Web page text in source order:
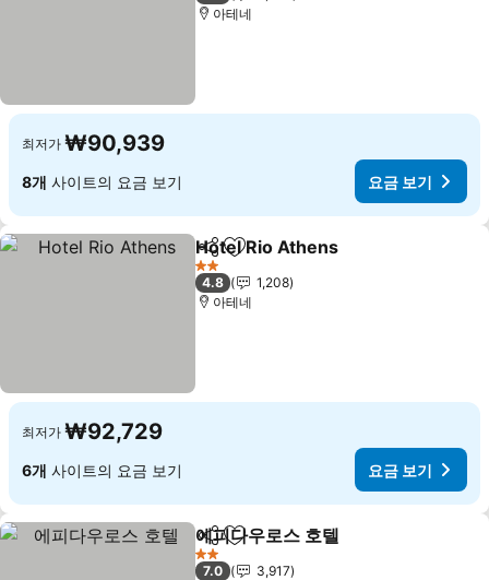
아테네
최저가 ₩90,939
8개 사이트의 요금 보기 요금 보기
공유 즐겨찾기에 추가
Hotel Rio Athens
2 성급
4.8
1,208
아테네
최저가 ₩92,729
6개 사이트의 요금 보기 요금 보기
공유 즐겨찾기에 추가
에피다우로스 호텔
2 성급
7.0
3,917